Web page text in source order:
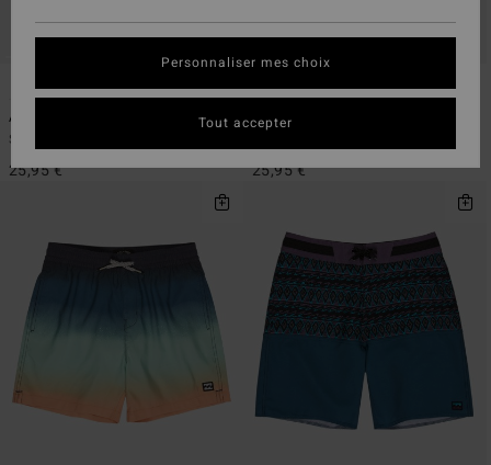
All Day Layback 14"
Short de bain Bleu Garçon 8-16 ans
25,95 €
All Day Layback 14"
25,95 €
Personnaliser mes choix
Tout accepter